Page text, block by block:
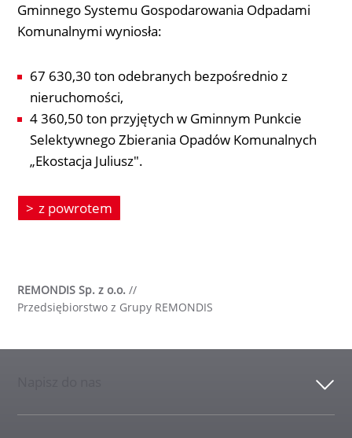
Gminnego Systemu Gospodarowania Odpadami
Komunalnymi wyniosła:
67 630,30 ton odebranych bezpośrednio z
nieruchomości,
4 360,50 ton przyjętych w Gminnym Punkcie
Selektywnego Zbierania Opadów Komunalnych
„Ekostacja Juliusz".
z powrotem
REMONDIS Sp. z o.o. //
Przedsiębiorstwo z Grupy REMONDIS